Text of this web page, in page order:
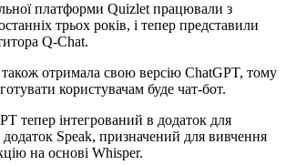
платформи Quizlet працювали з
трьох років, і тепер представили
Q-Chat.
отримала свою версію ChatGPT, тому
користувачам буде чат-бот.
тепер інтегрований в додаток для
Speak, призначений для вивчення
на основі Whisper.